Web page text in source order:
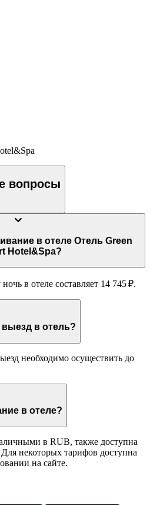
вопросы
Отель Green
Hotel&Spa?
в отеле составляет 14 745 ₽.
В какое время заезд и выезд в отель?
необходимо осуществить до
Как оплатить проживание в отеле?
в RUB, также доступна
некоторых тарифов доступна
на сайте.